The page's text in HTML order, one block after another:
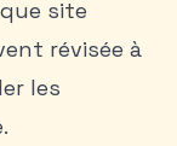
site
révisée à
les